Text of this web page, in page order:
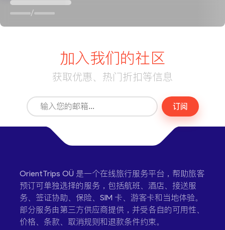
/
加入我们的社区
获取优惠、热门折扣等信息
订阅
OrientTrips OÜ 是一个在线旅行服务平台，帮助旅客
预订可单独选择的服务，包括航班、酒店、接送服
务、签证协助、保险、SIM 卡、游客卡和当地体验。
部分服务由第三方供应商提供，并受各自的可用性、
价格、条款、取消规则和退款条件约束。